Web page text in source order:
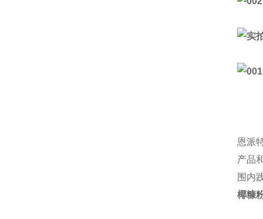
恩派
产品
围内
椰糠